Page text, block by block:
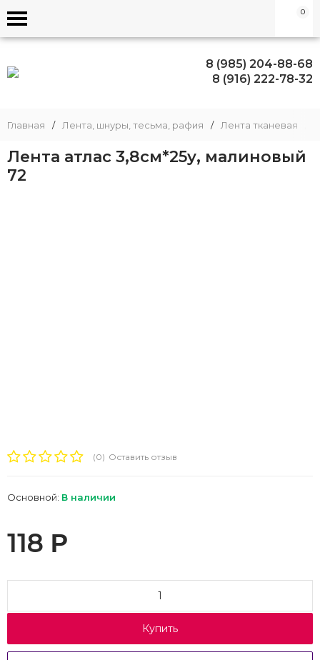
0
8 (985) 204-88-68
8 (916) 222-78-32
Главная / Лента, шнуры, тесьма, рафия / Лента тканевая
Лента атлас 3,8см*25у, малиновый
72
(0) Оставить отзыв
Основной: В наличии
118 Р
Купить